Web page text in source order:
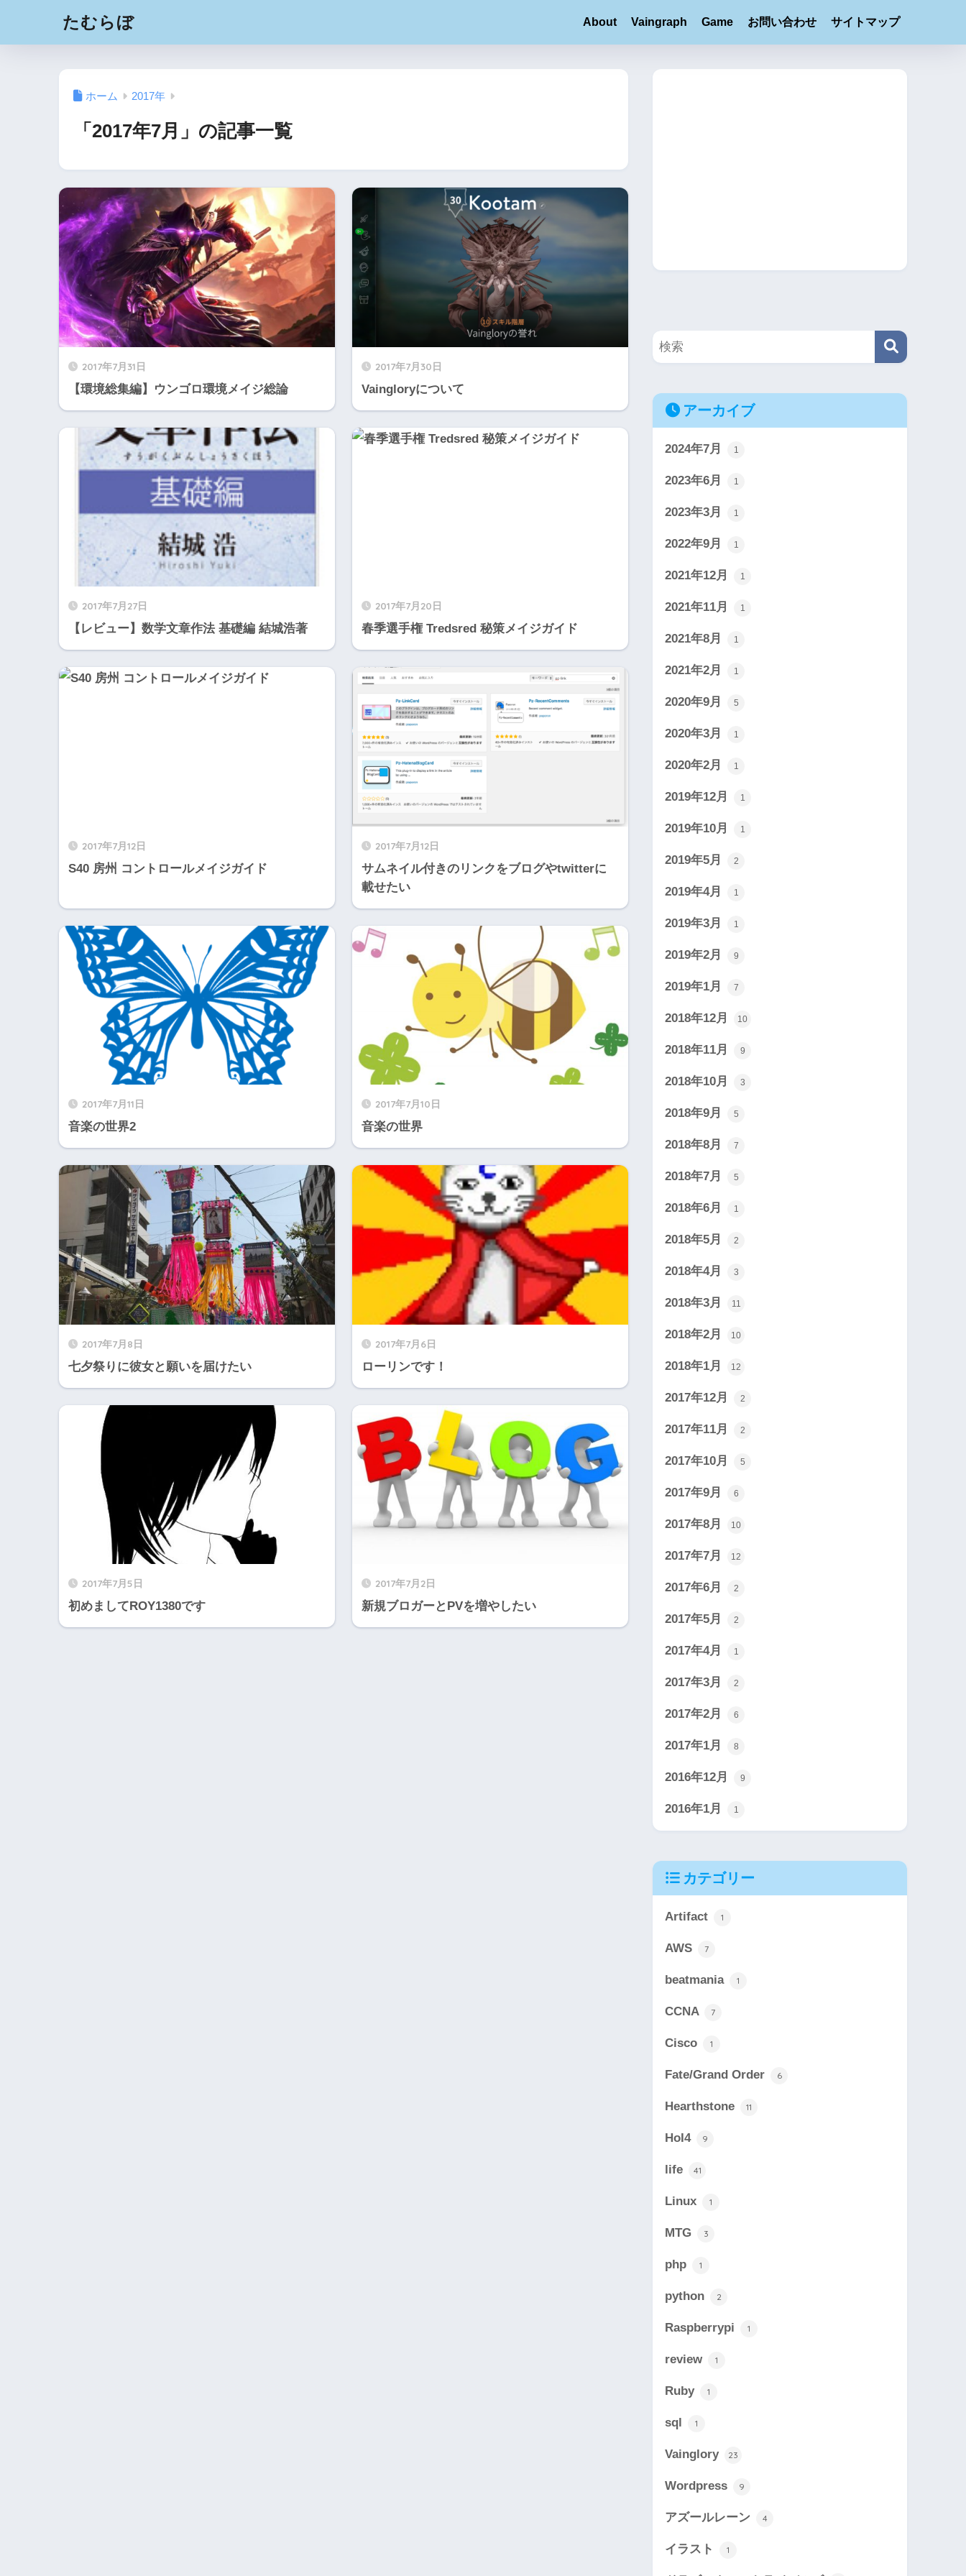
たむらぼ About Vaingraph Game お問い合わせ サイトマップ
ホーム 2017年
「2017年7月」の記事一覧
2017年7月31日
【環境総集編】ウンゴロ環境メイジ総論
2017年7月30日
Vaingloryについて
2017年7月27日
【レビュー】数学文章作法 基礎編 結城浩著
2017年7月20日
春季選手権 Tredsred 秘策メイジガイド
2017年7月12日
S40 房州 コントロールメイジガイド
2017年7月12日
サムネイル付きのリンクをブログやtwitterに
載せたい
2017年7月11日
音楽の世界2
2017年7月10日
音楽の世界
2017年7月8日
七夕祭りに彼女と願いを届けたい
2017年7月6日
ローリンです！
2017年7月5日
初めましてROY1380です
2017年7月2日
新規ブロガーとPVを増やしたい
アーカイブ
2024年7月 1
2023年6月 1
2023年3月 1
2022年9月 1
2021年12月 1
2021年11月 1
2021年8月 1
2021年2月 1
2020年9月 5
2020年3月 1
2020年2月 1
2019年12月 1
2019年10月 1
2019年5月 2
2019年4月 1
2019年3月 1
2019年2月 9
2019年1月 7
2018年12月 10
2018年11月 9
2018年10月 3
2018年9月 5
2018年8月 7
2018年7月 5
2018年6月 1
2018年5月 2
2018年4月 3
2018年3月 11
2018年2月 10
2018年1月 12
2017年12月 2
2017年11月 2
2017年10月 5
2017年9月 6
2017年8月 10
2017年7月 12
2017年6月 2
2017年5月 2
2017年4月 1
2017年3月 2
2017年2月 6
2017年1月 8
2016年12月 9
2016年1月 1
カテゴリー
Artifact 1
AWS 7
beatmania 1
CCNA 7
Cisco 1
Fate/Grand Order 6
Hearthstone 11
HoI4 9
life 41
Linux 1
MTG 3
php 1
python 2
Raspberrypi 1
review 1
Ruby 1
sql 1
Vainglory 23
Wordpress 9
アズールレーン 4
イラスト 1